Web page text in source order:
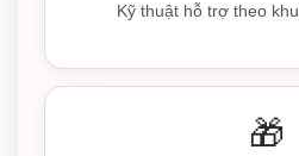
Kỹ thuật hỗ trợ theo
🎁